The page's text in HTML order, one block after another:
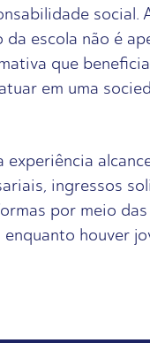
social.
escola não é
que
em uma
ingressos
por meio
houver